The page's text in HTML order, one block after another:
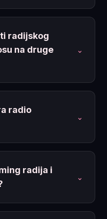
radijskog
na druge
⌄
radio
⌄
radija i
⌄